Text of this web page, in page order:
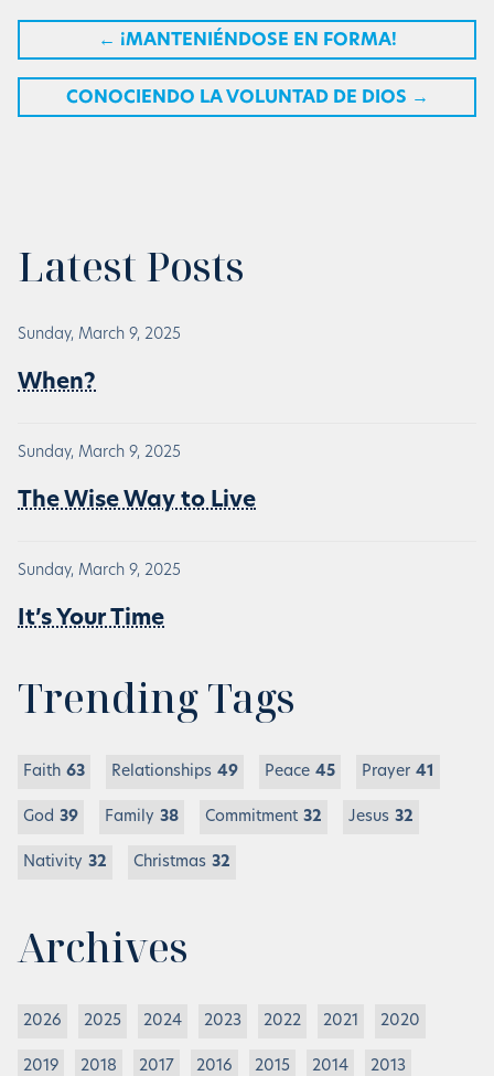
← ¡MANTENIÉNDOSE EN FORMA!
CONOCIENDO LA VOLUNTAD DE DIOS →
Latest Posts
Sunday, March 9, 2025
When?
Sunday, March 9, 2025
The Wise Way to Live
Sunday, March 9, 2025
It’s Your Time
Trending Tags
Faith 63 Relationships 49 Peace 45 Prayer 41
God 39 Family 38 Commitment 32 Jesus 32
Nativity 32 Christmas 32
Archives
2026 2025 2024 2023 2022 2021 2020
2019 2018 2017 2016 2015 2014 2013